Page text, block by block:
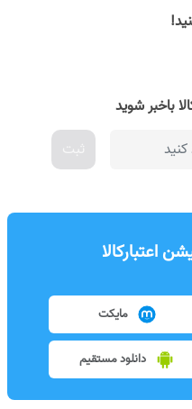
باخبر شوید
ثبت
اعتبارکالا
مایکت
دانلود مستقیم